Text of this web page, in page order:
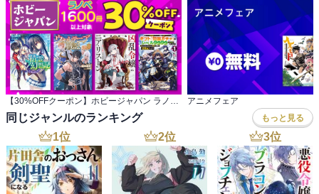
アニメフェア
同じジャンルのランキング もっと見る
1位 2位 3位